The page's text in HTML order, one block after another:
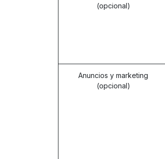
(opcional)
Anuncios y marketing
(opcional)